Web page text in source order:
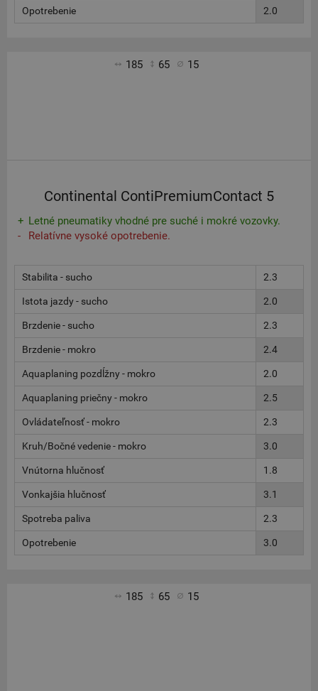
Opotrebenie 2.0
185 65 15
Continental ContiPremiumContact 5
Letné pneumatiky vhodné pre suché i mokré vozovky.
Relatívne vysoké opotrebenie.
Stabilita - sucho 2.3
Istota jazdy - sucho 2.0
Brzdenie - sucho 2.3
Brzdenie - mokro 2.4
Aquaplaning pozdĺžny - mokro 2.0
Aquaplaning priečny - mokro 2.5
Ovládateľnosť - mokro 2.3
Kruh/Bočné vedenie - mokro 3.0
Vnútorna hlučnosť 1.8
Vonkajšia hlučnosť 3.1
Spotreba paliva 2.3
Opotrebenie 3.0
185 65 15